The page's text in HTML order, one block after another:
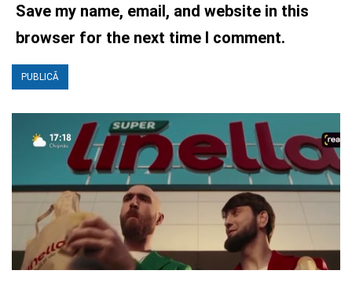
Save my name, email, and website in this
browser for the next time I comment.